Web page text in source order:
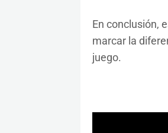
En conclusión,
marcar la
juego.